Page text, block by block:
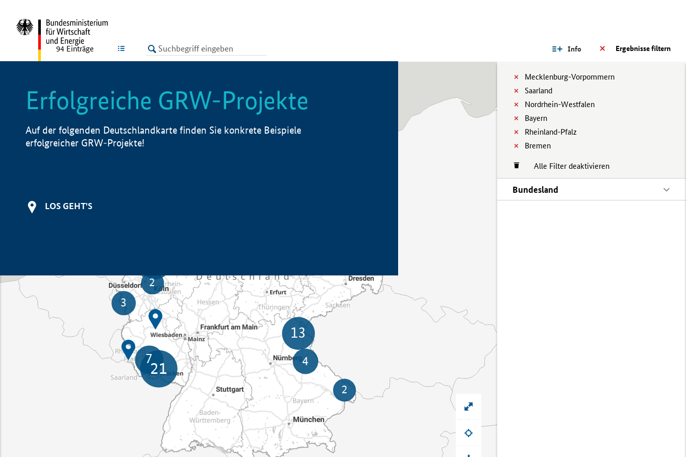
LISTE Ergebnisse filtern
Info
Mecklenburg-Vorpommern
Saarland
Nordrhein-Westfalen
Bayern
Rheinland-Pfalz
Bremen
Alle Filter deaktivieren
Bundesland
94 Einträge
Erfolgreiche GRW-Projekte
Auf der folgenden Deutschlandkarte finden Sie konkrete Beispiele
erfolgreicher GRW-Projekte!
LOS GEHT'S